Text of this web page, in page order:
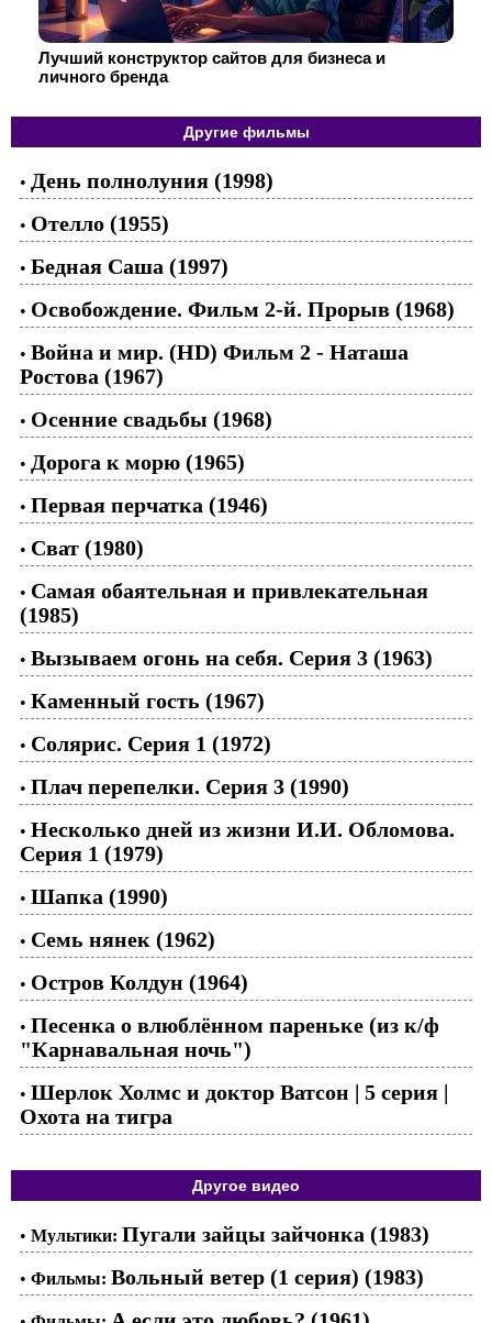
Лучший конструктор сайтов для бизнеса и
личного бренда
Другие фильмы
• День полнолуния (1998)
• Отелло (1955)
• Бедная Саша (1997)
• Освобождение. Фильм 2-й. Прорыв (1968)
• Война и мир. (HD) Фильм 2 - Наташа
Ростова (1967)
• Осенние свадьбы (1968)
• Дорога к морю (1965)
• Первая перчатка (1946)
• Сват (1980)
• Самая обаятельная и привлекательная
(1985)
• Вызываем огонь на себя. Серия 3 (1963)
• Каменный гость (1967)
• Солярис. Серия 1 (1972)
• Плач перепелки. Серия 3 (1990)
• Несколько дней из жизни И.И. Обломова.
Серия 1 (1979)
• Шапка (1990)
• Семь нянек (1962)
• Остров Колдун (1964)
• Песенка о влюблённом пареньке (из к/ф
"Карнавальная ночь")
• Шерлок Холмс и доктор Ватсон | 5 серия |
Охота на тигра
Другое видео
• Мультики: Пугали зайцы зайчонка (1983)
• Фильмы: Вольный ветер (1 серия) (1983)